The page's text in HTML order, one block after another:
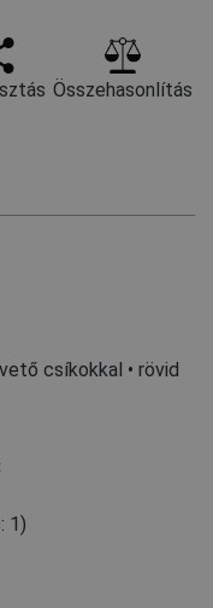
Összehasonlítás
csíkokkal • rövid
1)